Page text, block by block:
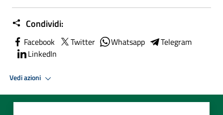
Condividi:
Facebook Twitter Whatsapp
Telegram
LinkedIn
Vedi azioni